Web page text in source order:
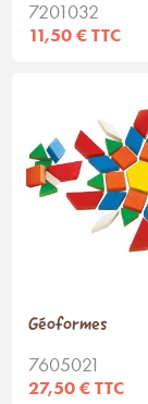
7201032
11,50 € TTC
Géoformes
7605021
27,50 € TTC